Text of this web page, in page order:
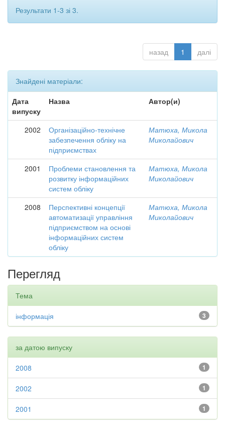
Результати 1-3 зі 3.
назад 1 далі
Знайдені матеріали:
Дата
випуску
Назва Автор(и)
2002
Організаційно-технічне
забезпечення обліку на
підприємствах
Матюха, Микола
Миколайович
2001
Проблеми становлення та
розвитку інформаційних
систем обліку
Матюха, Микола
Миколайович
2008
Перспективні концепції
автоматизації управління
підприємством на основі
інформаційних систем
обліку
Матюха, Микола
Миколайович
Перегляд
Тема
3
інформація
за датою випуску
1
2008
1
2002
1
2001